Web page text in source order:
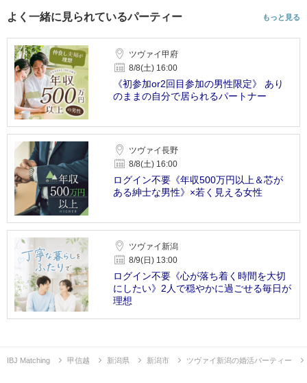
よく一緒に見られているパーティー もっと見る
ツヴァイ甲府
8/8(土) 16:00
《初参加or2回目参加の男性限定》 あり
のままの自分で居られるパートナー
ツヴァイ長野
8/8(土) 16:00
ログイン不要《年収500万円以上＆芯が
ある紳士な男性》×若く見える女性
ツヴァイ新潟
8/9(日) 13:00
ログイン不要《心が落ち着く時間を大切
にしたい》2人で穏やかに過ごせる毎日が
理想
IBJ Matching 甲信越 新潟県 新潟市 ツヴァイ新潟の婚活パーティー